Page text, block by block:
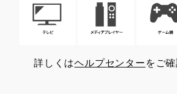
詳しくはヘルプセンター をご